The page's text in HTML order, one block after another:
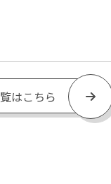
はこちら